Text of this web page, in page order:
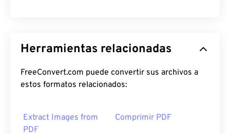
Herramientas relacionadas
FreeConvert.com puede convertir sus archivos a
estos formatos relacionados:
Extract Images from
PDF
Comprimir PDF